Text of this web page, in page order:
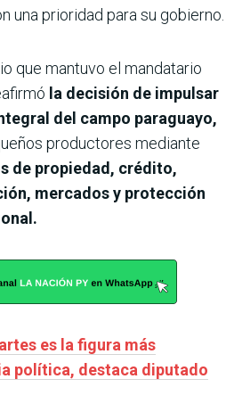
una prioridad para su gobierno.
que mantuvo el mandatario
la decisión de impulsar
del campo paraguayo,
productores mediante
de propiedad, crédito,
mercados y protección
es la figura más
política, destaca diputado